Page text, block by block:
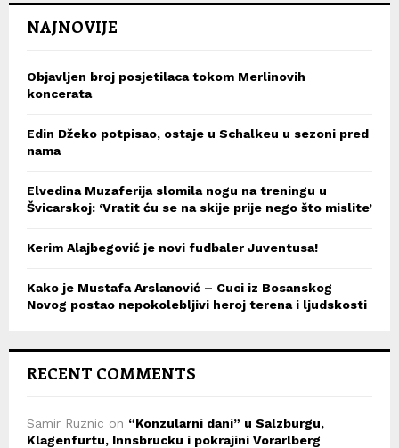
NAJNOVIJE
Objavljen broj posjetilaca tokom Merlinovih
koncerata
Edin Džeko potpisao, ostaje u Schalkeu u sezoni pred
nama
Elvedina Muzaferija slomila nogu na treningu u
Švicarskoj: ‘Vratit ću se na skije prije nego što mislite’
Kerim Alajbegović je novi fudbaler Juventusa!
Kako je Mustafa Arslanović – Cuci iz Bosanskog
Novog postao nepokolebljivi heroj terena i ljudskosti
RECENT COMMENTS
Samir Ruznic on “Konzularni dani” u Salzburgu,
Klagenfurtu, Innsbrucku i pokrajini Vorarlberg